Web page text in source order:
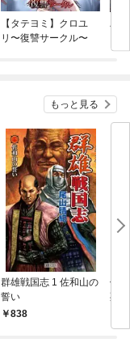
【タテヨミ】クロユ
リ〜復讐サークル〜
バ
今
もっと見る
群雄戦国志 1 佐和山の
誓い
838
信
死